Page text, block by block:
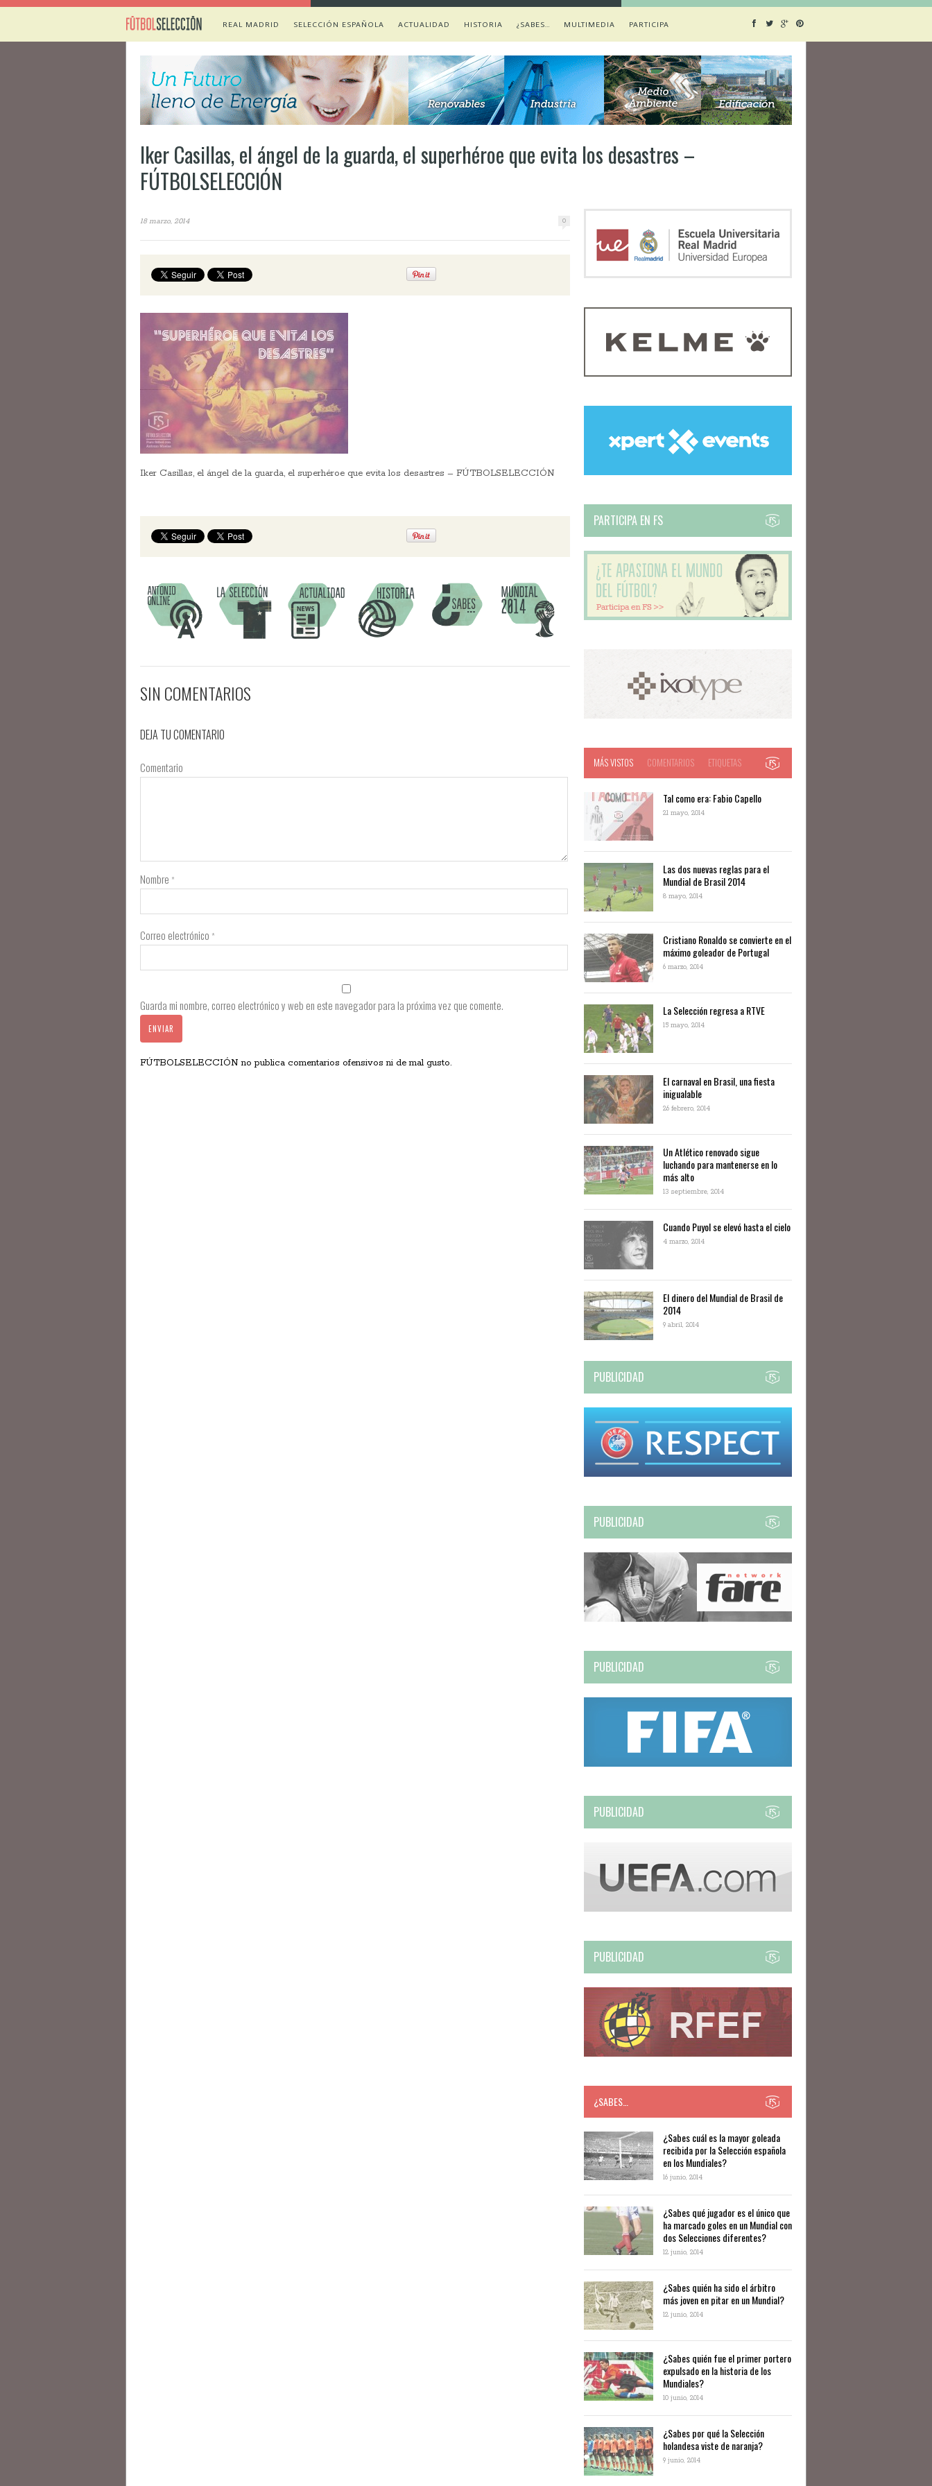
REAL MADRID SELECCIÓN ESPAÑOLA ACTUALIDAD HISTORIA ¿SABES… MULTIMEDIA PARTICIPA
Iker Casillas, el ángel de la guarda, el superhéroe que evita los desastres –
FÚTBOLSELECCIÓN
18 marzo, 2014 0
Iker Casillas, el ángel de la guarda, el superhéroe que evita los desastres – FÚTBOLSELECCIÓN
SIN COMENTARIOS
DEJA TU COMENTARIO
Comentario
Nombre *
Correo electrónico *
Guarda mi nombre, correo electrónico y web en este navegador para la próxima vez que comente.
FÚTBOLSELECCIÓN no publica comentarios ofensivos ni de mal gusto.
PARTICIPA EN FS
MÁS VISTOS COMENTARIOS ETIQUETAS
Tal como era: Fabio Capello
21 mayo, 2014
Las dos nuevas reglas para el
Mundial de Brasil 2014
8 mayo, 2014
Cristiano Ronaldo se convierte en el
máximo goleador de Portugal
6 marzo, 2014
La Selección regresa a RTVE
15 mayo, 2014
El carnaval en Brasil, una fiesta
inigualable
26 febrero, 2014
Un Atlético renovado sigue
luchando para mantenerse en lo
más alto
13 septiembre, 2014
Cuando Puyol se elevó hasta el cielo
4 marzo, 2014
El dinero del Mundial de Brasil de
2014
9 abril, 2014
PUBLICIDAD
PUBLICIDAD
PUBLICIDAD
PUBLICIDAD
PUBLICIDAD
¿SABES…
​​¿Sabes cuál es la mayor goleada
recibida por la Selección española
en los Mundiales?
16 junio, 2014
¿Sabes qué jugador es el único que
ha marcado goles en un Mundial con
dos Selecciones diferentes?
12 junio, 2014
¿Sabes quién ha sido el árbitro
más joven en pitar en un Mundial?
12 junio, 2014
¿Sabes quién fue el primer portero
expulsado en la historia de los
Mundiales?
10 junio, 2014
​¿Sabes por qué la Selección
holandesa viste de naranja?
9 junio, 2014